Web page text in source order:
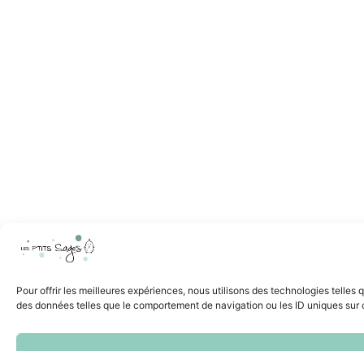
Pour offrir les meilleures expériences, nous utilisons des technologies
des données telles que le comportement de navigation ou les ID uniques